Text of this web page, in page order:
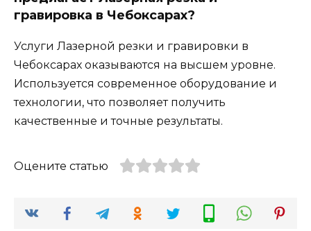
гравировка в Чебоксарах?
Услуги Лазерной резки и гравировки в
Чебоксарах оказываются на высшем уровне.
Используется современное оборудование и
технологии, что позволяет получить
качественные и точные результаты.
Оцените статью